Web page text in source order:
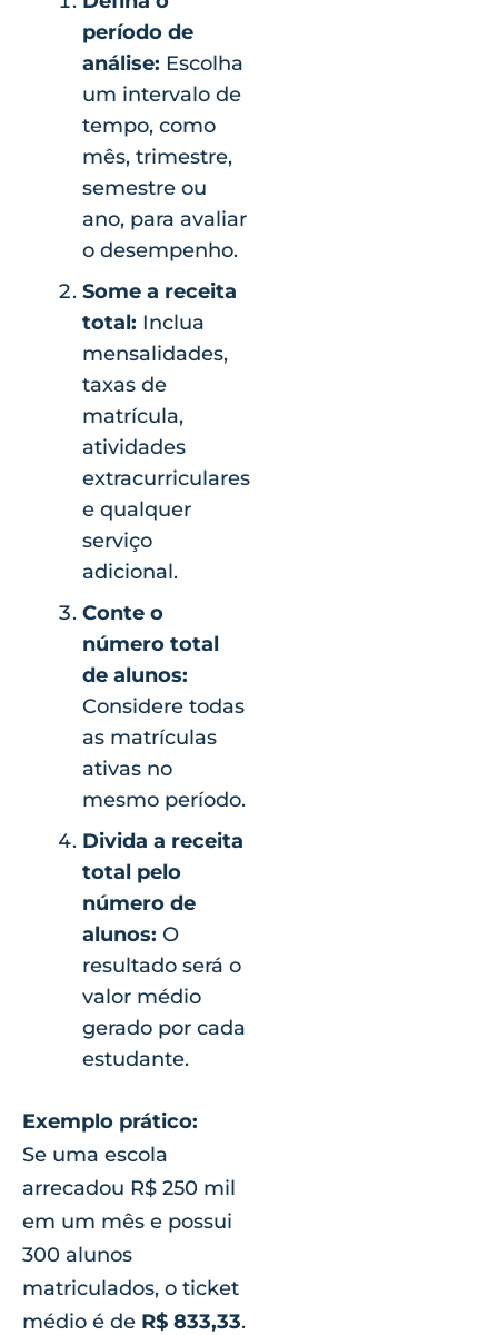
período de
análise: Escolha
um intervalo de
tempo, como
mês, trimestre,
semestre ou
ano, para avaliar
o desempenho.
Some a receita
total: Inclua
mensalidades,
taxas de
matrícula,
atividades
extracurriculares
e qualquer
serviço
adicional.
Conte o
número total
de alunos:
Considere todas
as matrículas
ativas no
mesmo período.
Divida a receita
total pelo
número de
alunos: O
resultado será o
valor médio
gerado por cada
estudante.
Exemplo prático:
Se uma escola
arrecadou R$ 250 mil
em um mês e possui
300 alunos
matriculados, o ticket
médio é de R$ 833,33.